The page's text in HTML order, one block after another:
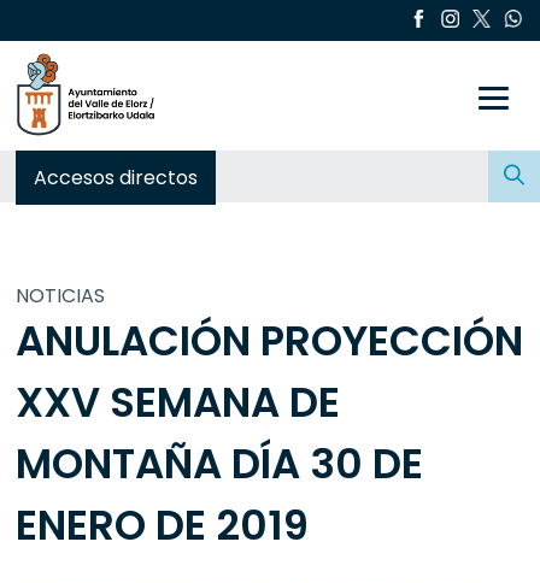
Accesos directos
Buscar:
NOTICIAS
ANULACIÓN PROYECCIÓN
XXV SEMANA DE
MONTAÑA DÍA 30 DE
ENERO DE 2019